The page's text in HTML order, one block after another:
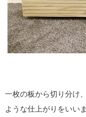
一枚の板から切り分け
ような仕上がりをいいま